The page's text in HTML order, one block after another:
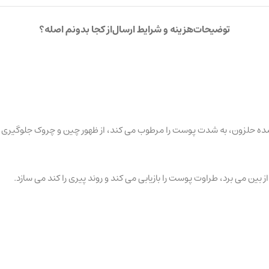
توضیحاتهزینه و شرایط ارسالاز کجا بدونم اصله؟
حلزون، به شدت پوست را مرطوب می کند، از ظهور چین و چروک
بین می برد، طراوت پوست را بازیابی می کند و روند پیری را کند می سازد.